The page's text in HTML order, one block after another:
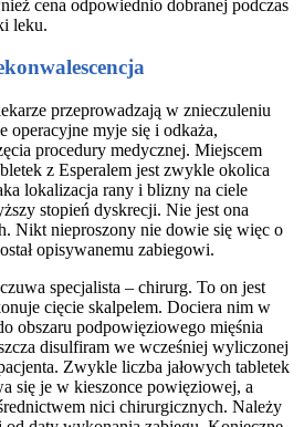
cena odpowiednio dobranej podczas
leku.
przeprowadzają w znieczuleniu
operacyjne myje się i odkaża,
procedury medycznej. Miejscem
z Esperalem jest zwykle okolica
lokalizacja rany i blizny na ciele
stopień dyskrecji. Nie jest ona
Nikt nieproszony nie dowie się więc o
opisywanemu zabiegowi.
specjalista – chirurg. To on jest
cięcie skalpelem. Dociera nim w
obszaru podpowięziowego mięśnia
disulfiram we wcześniej wyliczonej
Zwykle liczba jałowych tabletek
się je w kieszonce powięziowej, a
nici chirurgicznych. Należy